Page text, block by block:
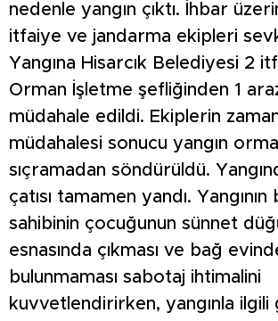
nedenle yangın çıktı. İhbar
itfaiye ve jandarma ekipleri
Yangına Hisarcık Belediyesi 2
Orman İşletme şefliğinden 1
müdahale edildi. Ekiplerin
müdahalesi sonucu yangın
sıçramadan söndürüldü.
çatısı tamamen yandı.
sahibinin çocuğunun sünnet
esnasında çıkması ve bağ
bulunmaması sabotaj ihtimalini
kuvvetlendirirken, yangınla ilgili